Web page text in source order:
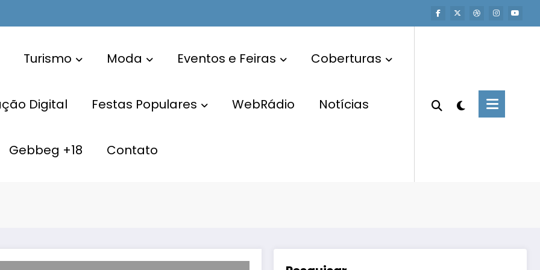
Turismo Moda Eventos e Feiras Coberturas
Digital Festas Populares WebRádio Notícias
Gebbeg +18 Contato